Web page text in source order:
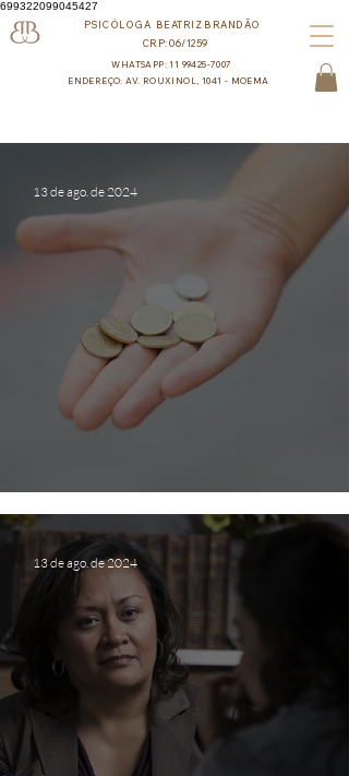
699322099045427
PSICÓLOGA BEATRIZ BRANDÃO
CRP:06/1259
ENDEREÇO: AV. ROUXINOL, 1041 - MOEMA
WHATSAPP: 11 99425-7007
Quanto custa o Psicólogo?
13 de ago. de 2024
13 de ago. de 2024